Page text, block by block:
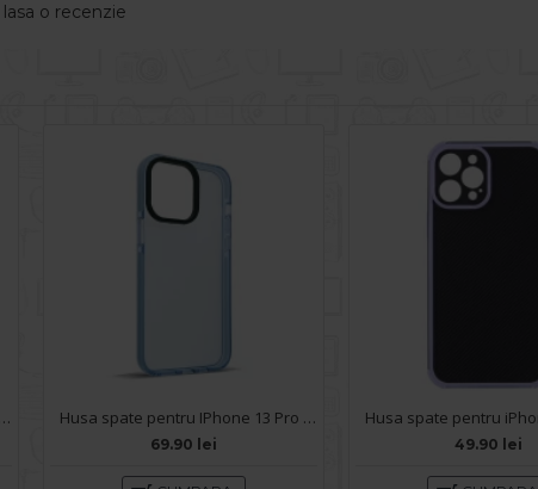
o recenzie
Husa spate pentru iPhone 13 Pro Max - Lito Case Roz Husa spate pentru IPhone 13 Pro Max- KiLi case Bleu
69.90 lei 49.90 lei